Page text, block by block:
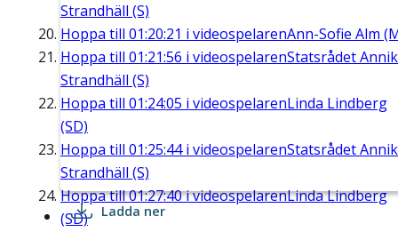
Strandhäll (S)
Hoppa till 01:20:21 i videospelarenAnn-Sofie Alm
Hoppa till 01:21:56 i videospelarenStatsrådet
Strandhäll (S)
Hoppa till 01:24:05 i videospelarenLinda Lindberg
(SD)
Hoppa till 01:25:44i videospelarenStatsrådet
Strandhäll (S)
Hoppa till01:27:40i videospelarenLinda Lindberg
(SD)
Ladda ner